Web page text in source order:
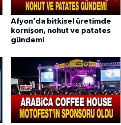
Afyon’da bitkisel üretimde
kornişon, nohut ve patates
gündemi